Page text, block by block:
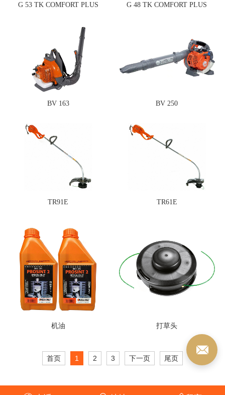
G 53 TK COMFORT PLUS G 48 TK COMFORT PLUS
BV 163 BV 250
TR91E TR61E
机油 打草头
首页 1 2 3 下一页 尾页